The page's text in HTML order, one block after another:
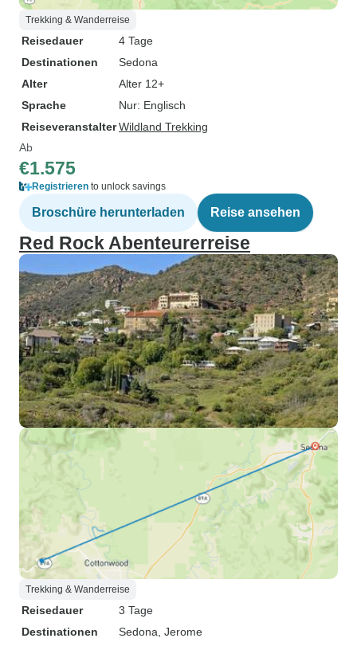
Trekking & Wanderreise
Reisedauer
4 Tage
Destinationen
Sedona
Alter
Alter 12+
Sprache
Nur: Englisch
ReiseveranstalterWildland Trekking
Ab
€1.575
Registrieren to unlock savings
Broschüre herunterladen Reise ansehen
Red Rock Abenteurerreise
Trekking & Wanderreise
Reisedauer
3 Tage
Destinationen
Sedona , Jerome